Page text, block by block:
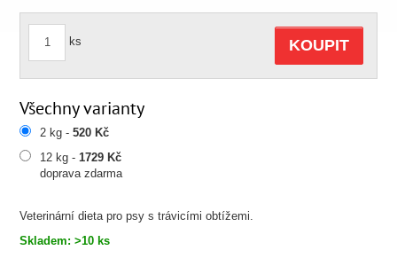
Veterinární dieta pro psy s trávicími obtížemi.
Skladem: >10 ks
ks KOUPIT
Všechny varianty
2 kg -520 Kč
12 kg -1729 Kč
doprava zdarma